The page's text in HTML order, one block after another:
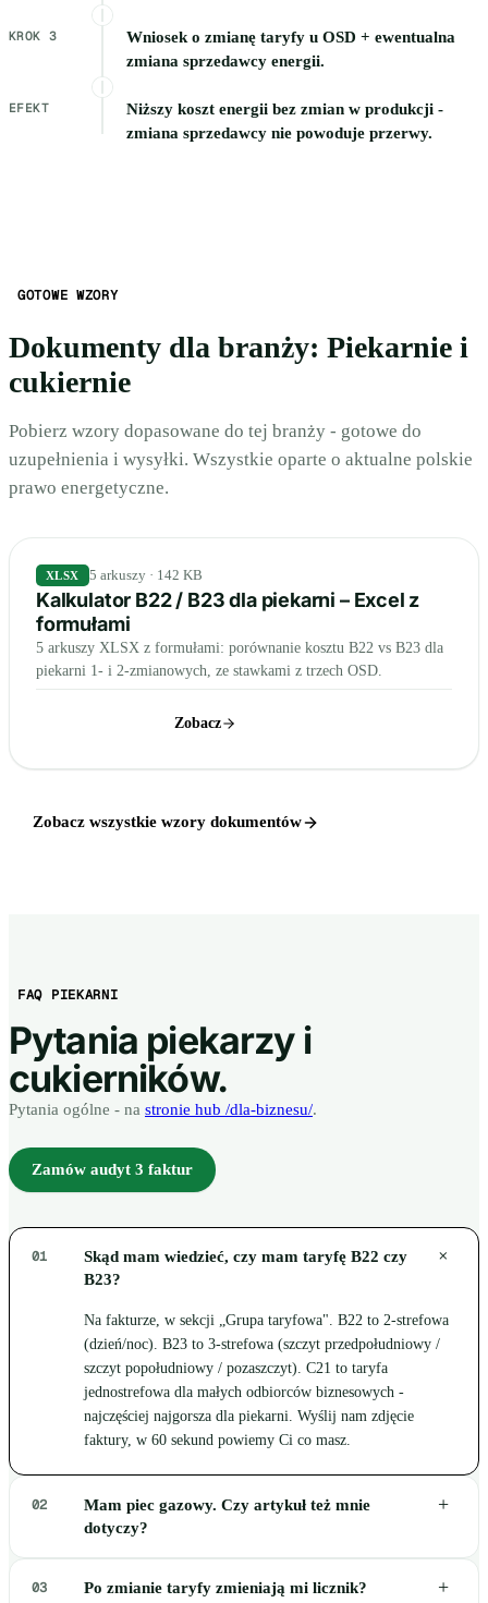
KROK 3
Wniosek o zmianę taryfy u OSD + ewentualna
zmiana sprzedawcy energii.
EFEKT
Niższy koszt energii bez zmian w produkcji -
zmiana sprzedawcy nie powoduje przerwy.
GOTOWE WZORY
Dokumenty dla branży: Piekarnie i
cukiernie
Pobierz wzory dopasowane do tej branży - gotowe do
uzupełnienia i wysyłki. Wszystkie oparte o aktualne polskie
prawo energetyczne.
XLSX 5 arkuszy · 142 KB
Kalkulator B22 / B23 dla piekarni – Excel z
formułami
5 arkuszy XLSX z formułami: porównanie kosztu B22 vs B23 dla
piekarni 1- i 2-zmianowych, ze stawkami z trzech OSD.
Zobacz
Zobacz wszystkie wzory dokumentów
FAQ PIEKARNI
Pytania piekarzy i
cukierników.
Pytania ogólne - na stronie hub /dla-biznesu/.
Zamów audyt 3 faktur
01
Skąd mam wiedzieć, czy mam taryfę B22 czy
B23?
+
Na fakturze, w sekcji „Grupa taryfowa". B22 to 2-strefowa
(dzień/noc). B23 to 3-strefowa (szczyt przedpołudniowy /
szczyt popołudniowy / pozaszczyt). C21 to taryfa
jednostrefowa dla małych odbiorców biznesowych -
najczęściej najgorsza dla piekarni. Wyślij nam zdjęcie
faktury, w 60 sekund powiemy Ci co masz.
02
Mam piec gazowy. Czy artykuł też mnie
dotyczy?
+
03 Po zmianie taryfy zmieniają mi licznik? +